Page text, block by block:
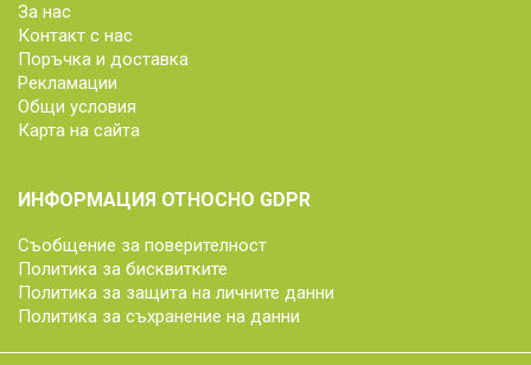
За нас
Контакт с нас
Поръчка и доставка
Рекламации
Общи условия
Карта на сайта
ИНФОРМАЦИЯ ОТНОСНО GDPR
Съобщение за поверителност
Политика за бисквитките
Политика за защита на личните данни
Политика за съхранение на данни